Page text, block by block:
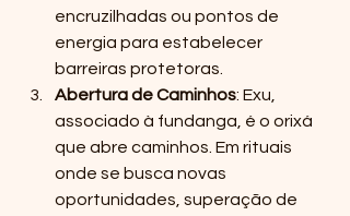
encruzilhadas ou pontos de
energia para estabelecer
barreiras protetoras.
Abertura de Caminhos: Exu,
associado à fundanga, é o orixá
que abre caminhos. Em rituais
onde se busca novas
oportunidades, superação de